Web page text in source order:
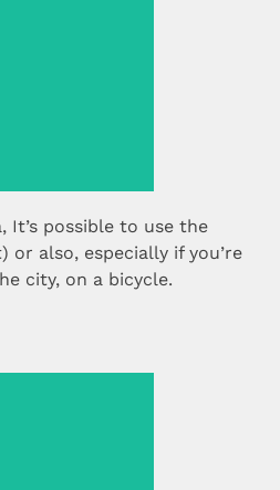
It’s possible to use the
or also, especially if you’re
city, on a bicycle.